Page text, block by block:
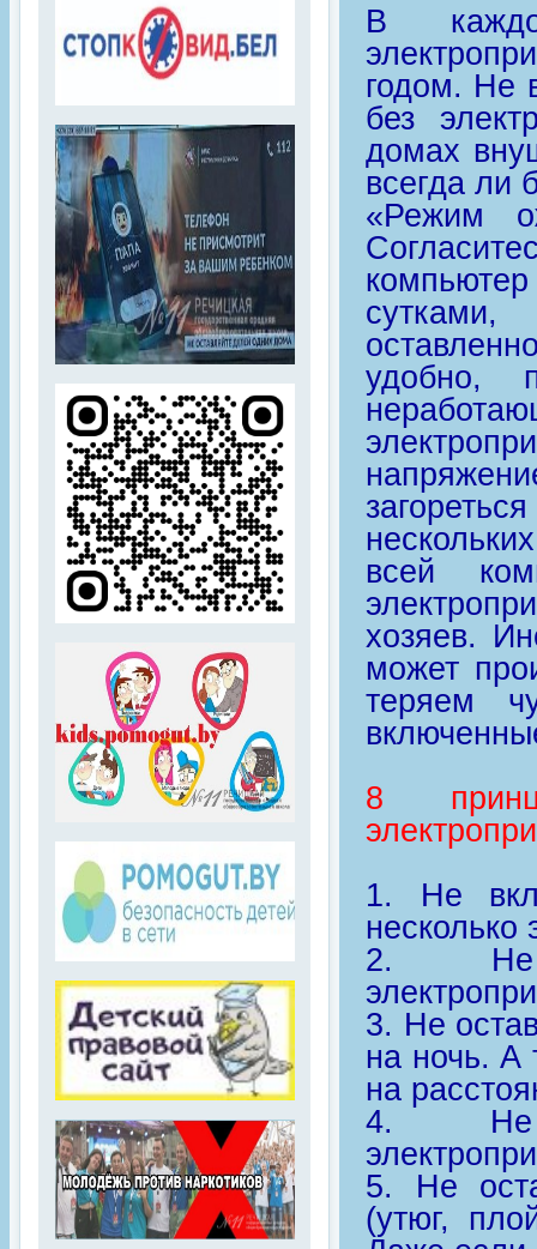
В
годом. Не
без
домах
всегда ли
«Режим
удобно,
всей
хозяев.
может
теряем
8
1. Не
несколько
2. Не
3. Не
на ночь. А
на
4. Не
5. Не
(утюг,